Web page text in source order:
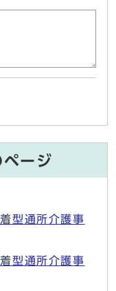
ージ
型通所介護事
型通所介護事